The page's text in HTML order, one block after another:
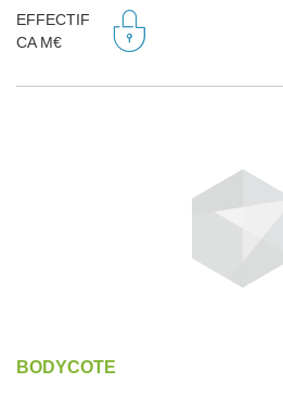
EFFECTIF
CA M€
BODYCOTE